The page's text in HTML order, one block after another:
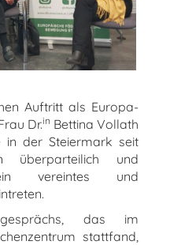
Auftritt als Europa-
Dr.in Bettina Vollath
in der Steiermark seit
und
vereintes und
das im
stattfand,